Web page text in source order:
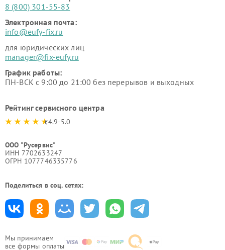
Мы принимаем
все формы оплаты
8 (800) 301-55-83
Электронная почта:
info@eufy-fix.ru
для юридических лиц
manager@fix-eufy.ru
График работы:
ПН-ВСК с 9:00 до 21:00 без перерывов и выходных
Рейтинг сервисного центра
4.9-5.0
ООО "Русервис"
ИНН 7702633247
ОГРН 1077746335776
Поделиться в соц. сетях: